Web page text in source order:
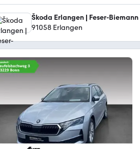
91058 Erlangen